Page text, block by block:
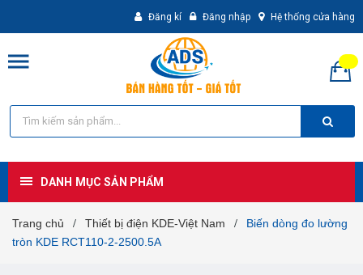
Đăng kí Đăng nhập Hệ thống cửa hàng
DANH MỤC SẢN PHẨM
Trang chủ / Thiết bị điện KDE-Việt Nam /
Biến dòng đo lường
tròn KDE RCT110-2-2500.5A